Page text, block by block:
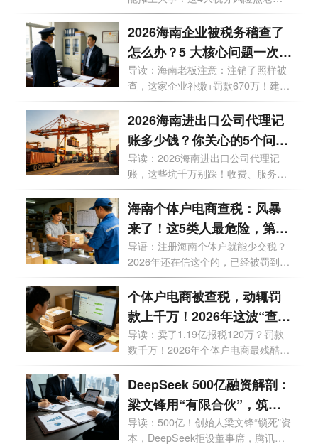
必须警惕...
2026海南企业被税务稽查了
怎么办？5 大核心问题一次性
讲透
导读：海南老板注意：注销了照样被
查，这家企业补缴+罚款670万！建议
收藏...
2026海南进出口公司代理记
账多少钱？你关心的5个问
题，一文说清！
导读：2026海南进出口公司代理记
账，这些坑千万别踩！收费、服务全
拆解。...
海南个体户电商查税：风暴
来了！这5类人最危险，第3
种你可能正在做
导语：注册海南个体户就能少交税？
2026年还在信这个的，已经被罚到破
产了...
个体户电商被查税，动辄罚
款上千万！2026年这波“查税
风暴”到底有多猛？
导读：卖了1.19亿报税120万？罚款
数千万！2026年个体户电商最残酷的
教训来了...
DeepSeek 500亿融资解剖：
梁文锋用“有限合伙”，筑起
一道资本防火墙
导读：500亿！创始人梁文锋“锁死”资
本，DeepSeek拒设董事席，腾讯进